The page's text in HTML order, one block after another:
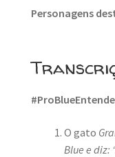
Personagens
O gato
Blue e diz: